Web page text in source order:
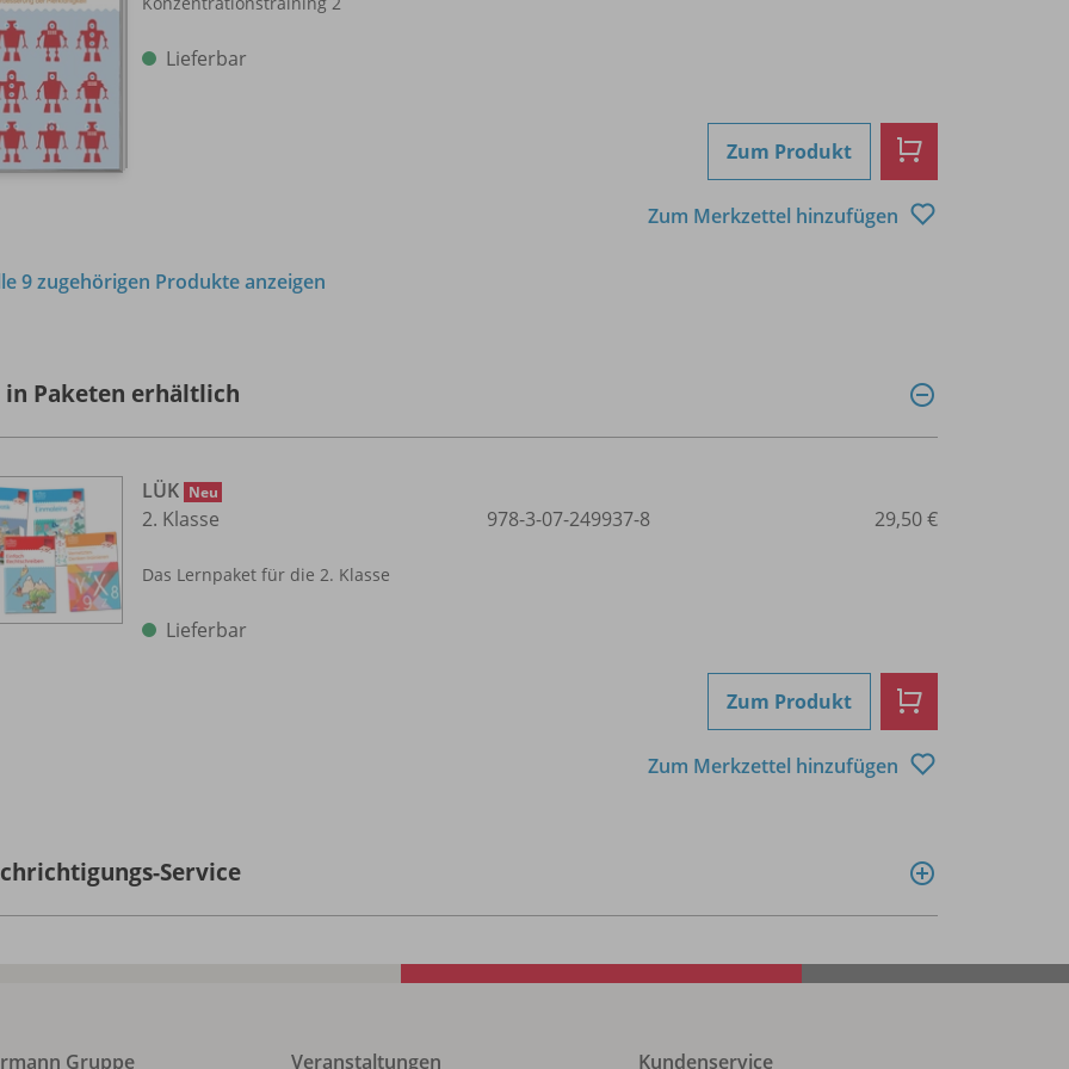
Lieferbar
Zum Produkt
Zum Merkzettel hinzufügen
9 zugehörigen Produkte anzeigen
in Paketen erhältlich
LÜK Neu
2. Klasse
Das Lernpaket für die 2. Klasse
Lieferbar
978-3-07-249937-8 29,50 €
Zum Produkt
Zum Merkzettel hinzufügen
Service
Gruppe Veranstaltungen Kundenservice